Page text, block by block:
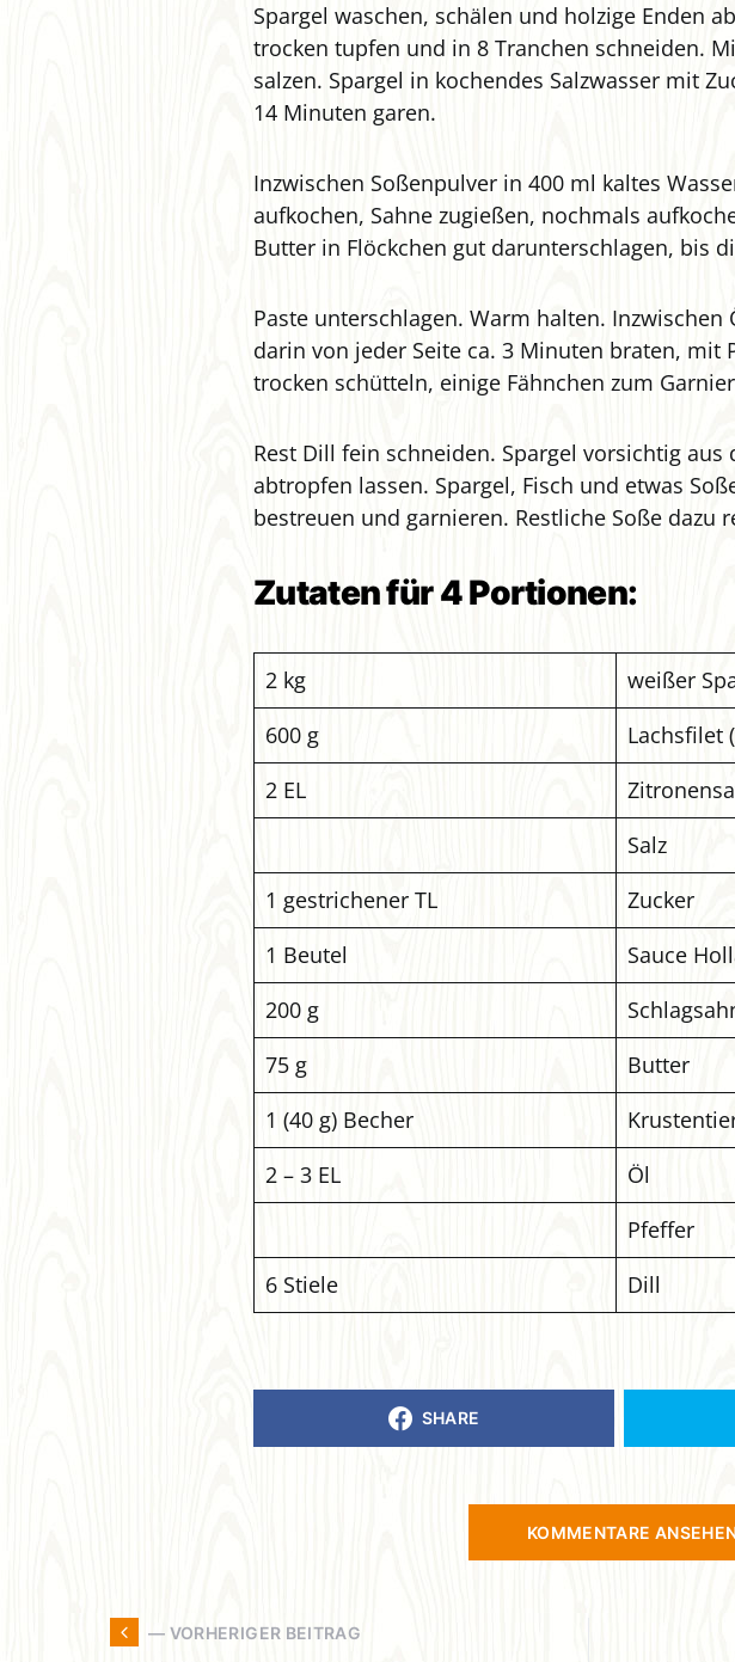
Spargel waschen, schälen und holzige Enden
trocken tupfen und in 8 Tranchen schneiden.
salzen. Spargel in kochendes Salzwasser mit
14 Minuten garen.
Inzwischen Soßenpulver in 400 ml kaltes
aufkochen, Sahne zugießen, nochmals
Butter in Flöckchen gut darunterschlagen, bis
Paste unterschlagen. Warm halten.
darin von jeder Seite ca. 3 Minuten braten, mit
trocken schütteln, einige Fähnchen zum
Rest Dill fein schneiden. Spargel vorsichtig aus
abtropfen lassen. Spargel, Fisch und etwas
bestreuen und garnieren. Restliche Soße dazu
Zutaten für 4 Portionen:
2 kg
weißer
600 g
Lachsfilet
2 EL
Salz
1 gestrichener TL
Zucker
1 Beutel
Sauce
200 g
75 g
Butter
1 (40 g) Becher
2 – 3 EL
Öl
Pfeffer
6 Stiele
Dill
SHARE
KOMMENTARE
— VORHERIGER BEITRAG